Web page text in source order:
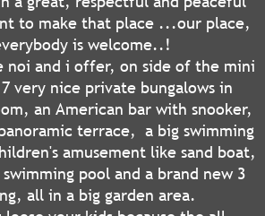
to make that place ...our place,
is welcome..!
noi and i offer, on side of the mini
very nice private bungalows in
an American bar with snooker,
terrace, a big swimming
amusement like sand boat,
pool and a brand new 3
all in a big garden area.